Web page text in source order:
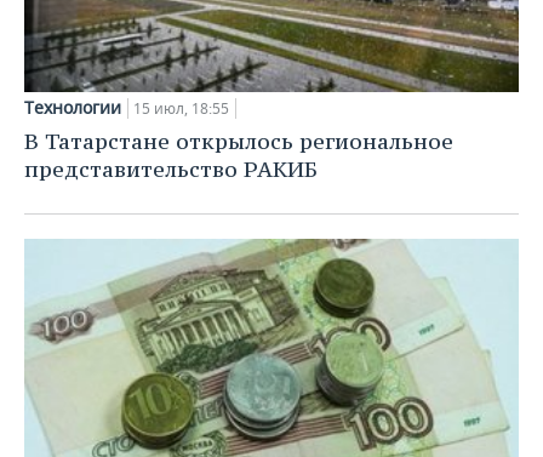
Технологии 15 июл, 18:55
В Татарстане открылось региональное
представительство РАКИБ